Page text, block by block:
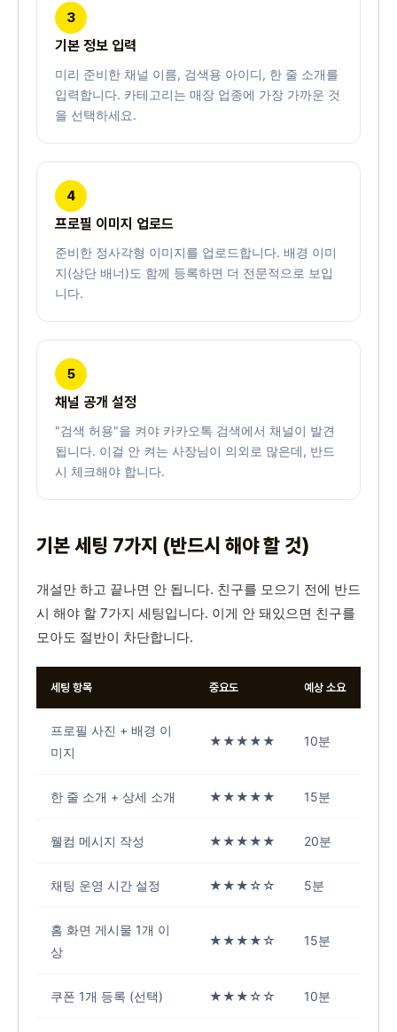
3
기본 정보 입력
미리 준비한 채널 이름, 검색용 아이디, 한 줄 소개를
입력합니다. 카테고리는 매장 업종에 가장 가까운 것
을 선택하세요.
4
프로필 이미지 업로드
준비한 정사각형 이미지를 업로드합니다. 배경 이미
지(상단 배너)도 함께 등록하면 더 전문적으로 보입
니다.
5
채널 공개 설정
"검색 허용"을 켜야 카카오톡 검색에서 채널이 발견
됩니다. 이걸 안 켜는 사장님이 의외로 많은데, 반드
시 체크해야 합니다.
기본 세팅 7가지 (반드시 해야 할 것)
개설만 하고 끝나면 안 됩니다. 친구를 모으기 전에 반드
시 해야 할 7가지 세팅입니다. 이게 안 돼있으면 친구를
모아도 절반이 차단합니다.
세팅 항목 중요도 예상 소요
프로필 사진 + 배경 이
미지
★★★★★ 10분
한 줄 소개 + 상세 소개 ★★★★★ 15분
웰컴 메시지 작성 ★★★★★ 20분
채팅 운영 시간 설정 ★★★☆☆ 5분
홈 화면 게시물 1개 이
상
★★★★☆ 15분
쿠폰 1개 등록 (선택) ★★★☆☆ 10분